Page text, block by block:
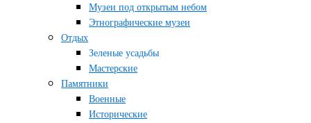
Музеи под открытым небом
Этнографические музеи
Отдых
Зеленые усадьбы
Мастерские
Памятники
Военные
Исторические